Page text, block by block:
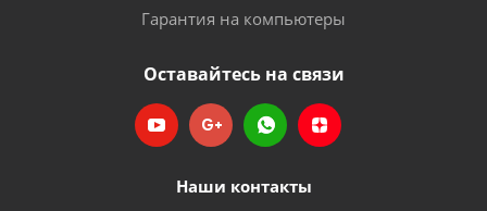
Гарантия на компьютеры
Оставайтесь на связи
Наши контакты